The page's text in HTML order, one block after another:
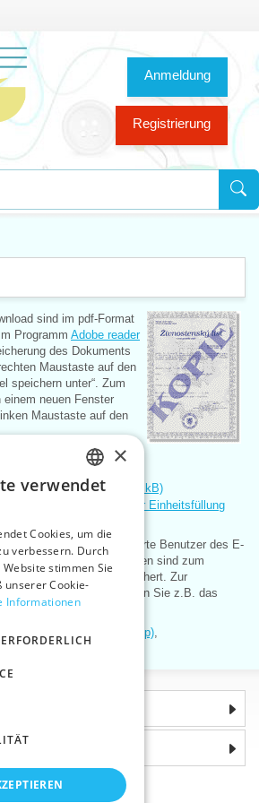
Anmeldung
Registrierung
sind im pdf-Format
Programm Adobe reader
des Dokuments
Maustaste auf den
speichern unter“. Zum
neuen Fenster
Maustaste auf den
MwSt.-Zahlers n (cs, 100 kB)
des Vertrags über Einheitsfüllung
stehen nur für registrierte Benutzer des E-
zur Verfügung. Diese Daten sind zum
im zip-Format gespeichert. Zur
der zip-Daten können Sie z.B. das
Winzipnutzen.
Preisliste VTC CZ (436 kB zip),
23.7.2026
uns wählen?
217
CZECH
ENGLISH
×
verwendet
Cookies, um die
verbessern. Durch
stimmen Sie
unserer Cookie-
Informationen